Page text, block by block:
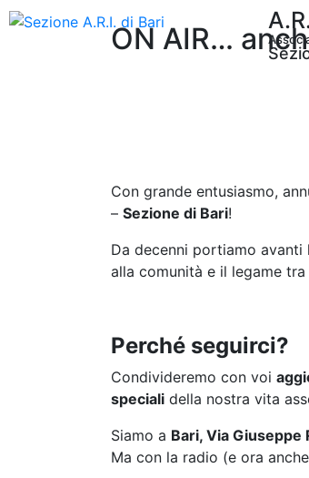
ON AIR…
Con grande entusiasmo,
– Sezione di Bari!
Da decenni portiamo
alla comunità e il legame
Perché seguirci?
Condivideremo con voi
speciali della nostra vita
Siamo a Bari, Via Giuseppe
Ma con la radio (e ora